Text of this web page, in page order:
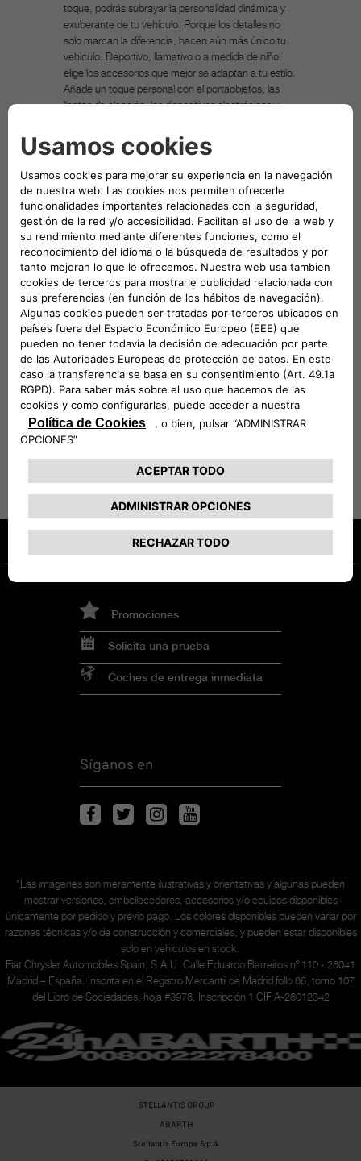
toque, podrás subrayar la personalidad dinámica y
exuberante de tu vehículo. Porque los detalles no
solo marcan la diferencia, hacen aún más único tu
vehículo. Deportivo, llamativo o a medida de niño:
elige los accesorios que mejor se adaptan a tu estilo.
Añade un toque personal con el portaobjetos, las
llantas de aleación, los dispositivos electrónicos y
experiencia de conducción. Entre los Accesorios
Originales Mopar puedes esta seguro de que
encontrarás la solución ideal para tu vehículo del
grupo FCA, capaz de satisfacer tus exigencias y las
de tu personalidad. Mopar es la marca posventa de
los vehículos FCA y es conocida en todo el mundo
como punto de referencia para los propietarios y los
apasionados que buscan recambios y accesorios
originales para los vehículos del grupo FCA. La
finalidad de la imagen asociada al producto en venta
es solo indicativa e ilustrativa.
DESCRIPCIÓN TÉCNICA
Con logo Abarth, 2 tapas por envase.
VEHÍCULOS COMPATIBLES
Promociones
Solicita una prueba
Coches de entrega inmediata
Síganos en
*Las imágenes son meramente ilustrativas y orientativas y algunas pueden
mostrar versiones, embellecedores, accesorios y/o equipos disponibles
únicamente por pedido y previo pago. Los colores disponibles pueden variar por
razones técnicas y/o de construcción y comerciales, y pueden estar disponibles
solo en vehículos en stock.
Fiat Chrysler Automobiles Spain, S.A.U. Calle Eduardo Barreiros nº 110 - 28041
Madrid – España. Inscrita en el Registro Mercantil de Madrid follo 86, tomo 107
del Libro de Sociedades, hoja #3978, Inscripción 1 CIF A-28012342
STELLANTIS GROUP
ABARTH
Stellantis Europe S.p.A.